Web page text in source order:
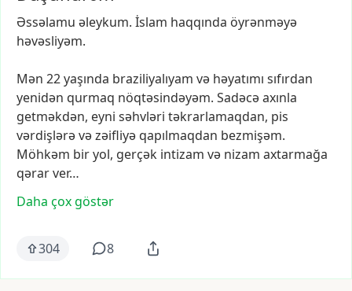
Əssəlamu əleykum. İslam haqqında öyrənməyə
həvəsliyəm.
Mən 22yaşında braziliyalıyam və həyatımı sıfırdan
yenidən qurmaq nöqtəsindəyəm. Sadəcəaxınla
getməkdən, eyni səhvləri təkrarlamaqdan, pis
vərdişlərəvəzəifliyə qapılmaqdan bezmişəm.
Möhkəm biryol, gerçək intizam və nizam axtarmağa
qərarver…
Daha çox göstər
304 8